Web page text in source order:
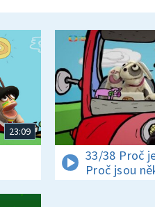
23:09
33/38 Proč
Proč jsou
jedovatí?